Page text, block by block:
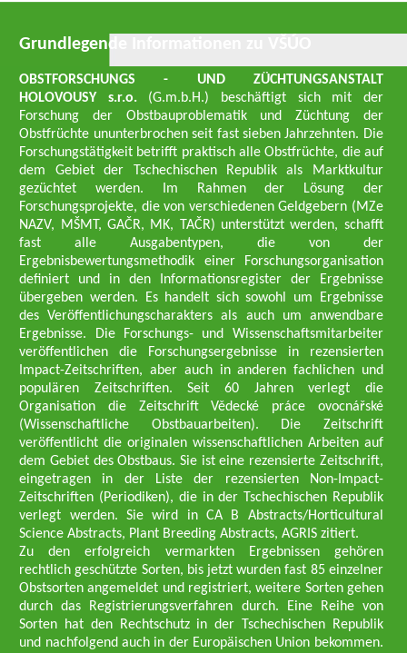
Grundlegende Informationen zu VŠÚO
OBSTFORSCHUNGS - UND ZÜCHTUNGSANSTALT
HOLOVOUSY s.r.o. (G.m.b.H.) beschäftigt sich mit der
Forschung der Obstbauproblematik und Züchtung der
Obstfrüchte ununterbrochen seit fast sieben Jahrzehnten. Die
Forschungstätigkeit betrifft praktisch alle Obstfrüchte, die auf
dem Gebiet der Tschechischen Republik als Marktkultur
gezüchtet werden. Im Rahmen der Lösung der
Forschungsprojekte, die von verschiedenen Geldgebern (MZe
NAZV, MŠMT, GAČR, MK, TAČR) unterstützt werden, schafft
fast alle Ausgabentypen, die von der
Ergebnisbewertungsmethodik einer Forschungsorganisation
definiert und in den Informationsregister der Ergebnisse
übergeben werden. Es handelt sich sowohl um Ergebnisse
des Veröffentlichungscharakters als auch um anwendbare
Ergebnisse. Die Forschungs- und Wissenschaftsmitarbeiter
veröffentlichen die Forschungsergebnisse in rezensierten
Impact-Zeitschriften, aber auch in anderen fachlichen und
populären Zeitschriften. Seit 60 Jahren verlegt die
Organisation die Zeitschrift Vědecké práce ovocnářské
(Wissenschaftliche Obstbauarbeiten). Die Zeitschrift
veröffentlicht die originalen wissenschaftlichen Arbeiten auf
dem Gebiet des Obstbaus. Sie ist eine rezensierte Zeitschrift,
eingetragen in der Liste der rezensierten Non-Impact-
Zeitschriften (Periodiken), die in der Tschechischen Republik
verlegt werden. Sie wird in CA B Abstracts/Horticultural
Science Abstracts, Plant Breeding Abstracts, AGRIS zitiert.
Zu den erfolgreich vermarkten Ergebnissen gehören
rechtlich geschützte Sorten, bis jetzt wurden fast 85 einzelner
Obstsorten angemeldet und registriert, weitere Sorten gehen
durch das Registrierungsverfahren durch. Eine Reihe von
Sorten hat den Rechtschutz in der Tschechischen Republik
und nachfolgend auch in der Europäischen Union bekommen.